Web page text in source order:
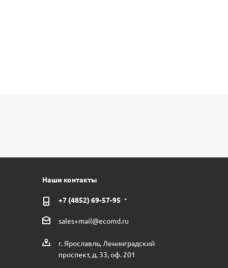
Наши контакты
+7 (4852) 69-57-95
sales+mail@ecomd.ru
г. Ярославль, Ленинградский
проспект, д. 33, оф. 201